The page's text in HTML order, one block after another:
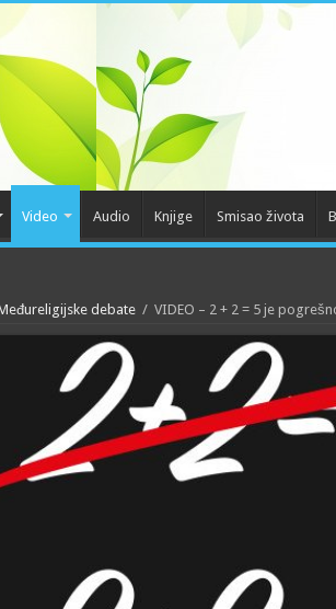
Video Audio Knjige Smisao života
debate / VIDEO – 2 + 2 = 5 je